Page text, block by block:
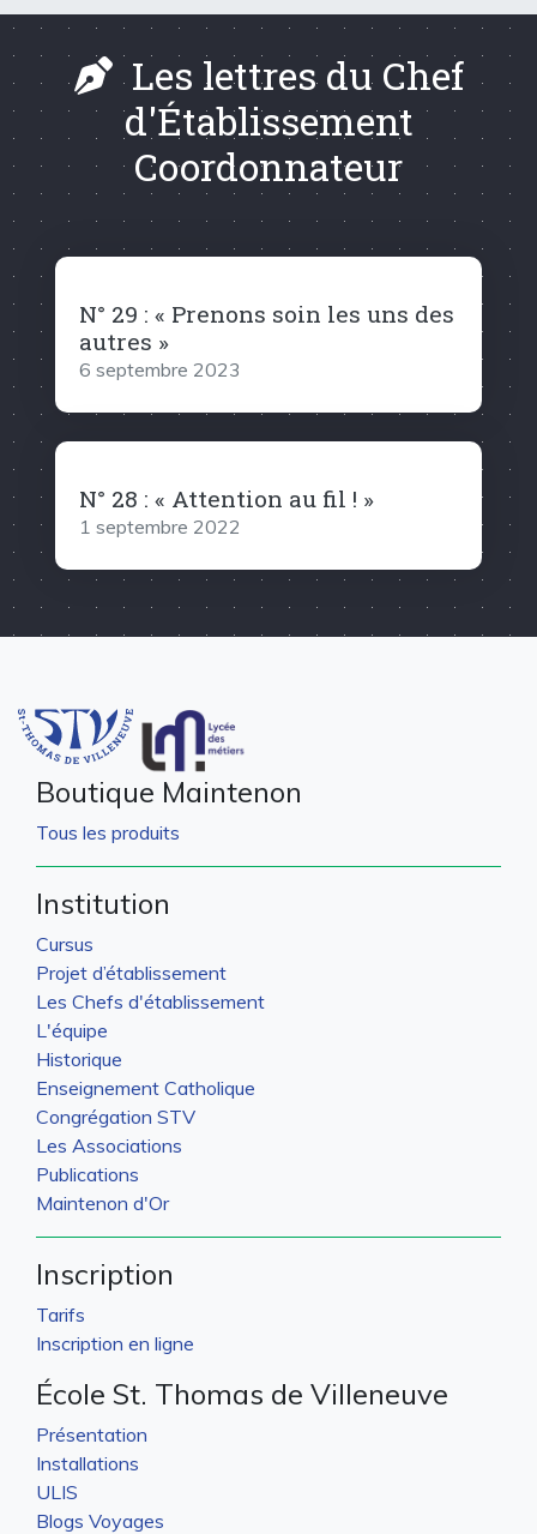
Les lettres du Chef
d'Établissement
Coordonnateur
N° 29 : « Prenons soin les uns des
autres »
6 septembre 2023
N° 28 : « Attention au fil ! »
1 septembre 2022
Boutique Maintenon
Tous les produits
Institution
Cursus
Projet d’établissement
Les Chefs d'établissement
L'équipe
Historique
Enseignement Catholique
Congrégation STV
Les Associations
Publications
Maintenon d'Or
Inscription
Tarifs
Inscription en ligne
École St. Thomas de Villeneuve
Présentation
Installations
ULIS
Blogs Voyages